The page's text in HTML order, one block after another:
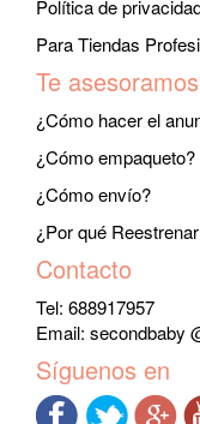
Política de
Para Tiendas
Te asesoramos
¿Cómo hacer el
¿Cómo empaqueto?
¿Cómo envío?
¿Por qué
Contacto
Tel: 688917957
Email: secondbaby
Síguenos en